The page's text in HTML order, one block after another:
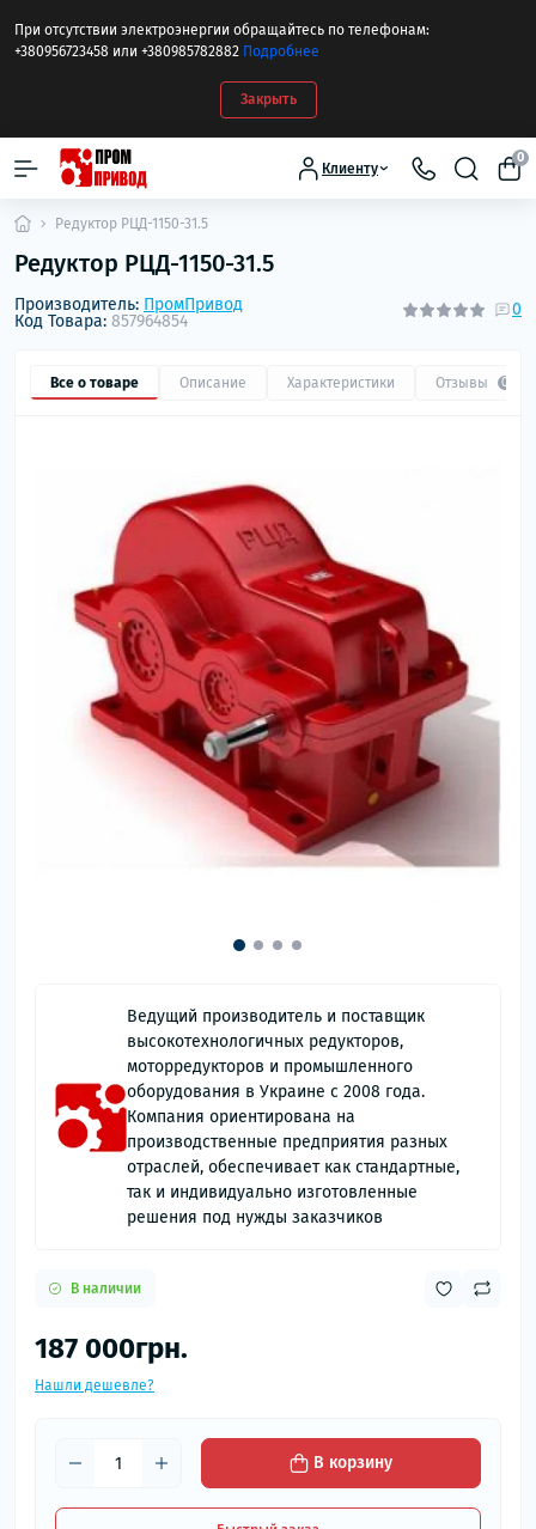
При отсутствии электроэнергии обращайтесь по телефонам:
+380956723458 или +380985782882 Подробнее
Закрыть
Клиенту
0
Редуктор РЦД-1150-31.5
Редуктор РЦД-1150-31.5
Производитель: ПромПривод
Код Товара: 857964854
0
Все о товаре Описание Характеристики Отзывы 0
Ведущий производитель и поставщик
высокотехнологичных редукторов,
моторредукторов и промышленного
оборудования в Украине с 2008 года.
Компания ориентирована на
производственные предприятия разных
отраслей, обеспечивает как стандартные,
так и индивидуально изготовленные
решения под нужды заказчиков
В наличии
187 000грн.
Нашли дешевле?
В корзину